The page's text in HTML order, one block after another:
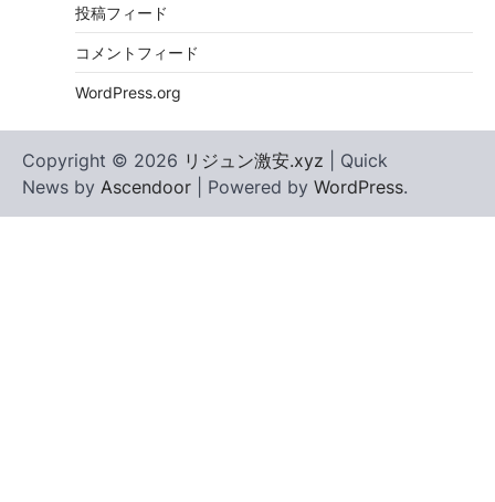
投稿フィード
コメントフィード
WordPress.org
Copyright © 2026 リジュン激安.xyz | Quick
News by Ascendoor | Powered by WordPress.